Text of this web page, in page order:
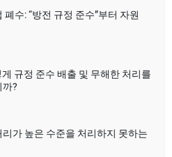
폐수: “방전 규정 준수”부터 자원
규정 준수 배출 및 무해한 처리를
까?
가 높은 수준을 처리하지 못하는